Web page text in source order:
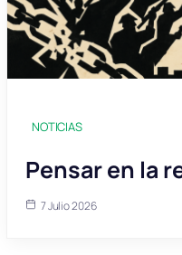
NOTICIAS
Pensar en la
7 Julio 2026